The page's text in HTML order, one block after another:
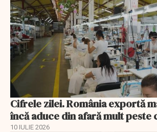
Cifrele zilei. România exportă
încă aduce din afară mult peste
10 IULIE 2026